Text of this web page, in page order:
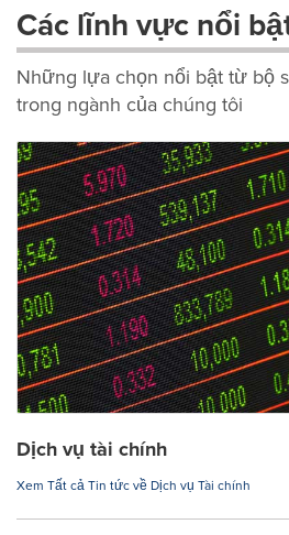
Các lĩnh vực nổi
Những lựa chọn nổi bật từ bộ
trong ngành của chúng tôi
Dịch vụ tài chính
Xem Tất cả Tin tức về Dịch vụ Tài chính